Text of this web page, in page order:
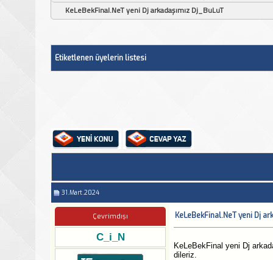
KeLeBekFinal.NeT yeni Dj arkadaşımız Dj_BuLuT
Etiketlenen üyelerin listesi
31.Mart.2024
Çevrimdışı
C_i_N
KeLeBekFinal.NeT yeni Dj
KeLeBekFinal yeni Dj
dileriz.